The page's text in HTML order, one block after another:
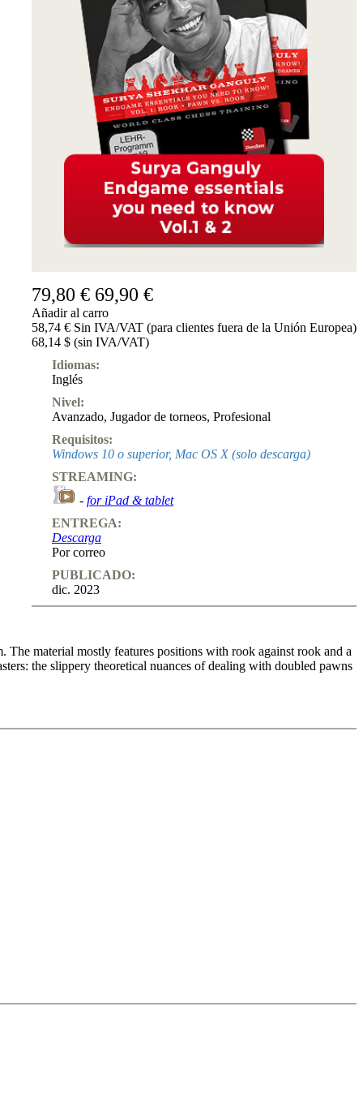
79,80 € 69,90 €
Añadir al carro
58,74 € Sin IVA/VAT (para clientes fuera de la Unión Europea)
68,14 $ (sin IVA/VAT)
Idiomas:
Inglés
Nivel:
Avanzado, Jugador de torneos, Profesional
Requisitos:
Windows 10 o superior, Mac OS X (solo descarga)
STREAMING:
- for iPad & tablet
ENTREGA:
Descarga
Por correo
PUBLICADO:
dic. 2023
material mostly features positions with rook against rook and a
the slippery theoretical nuances of dealing with doubled pawns